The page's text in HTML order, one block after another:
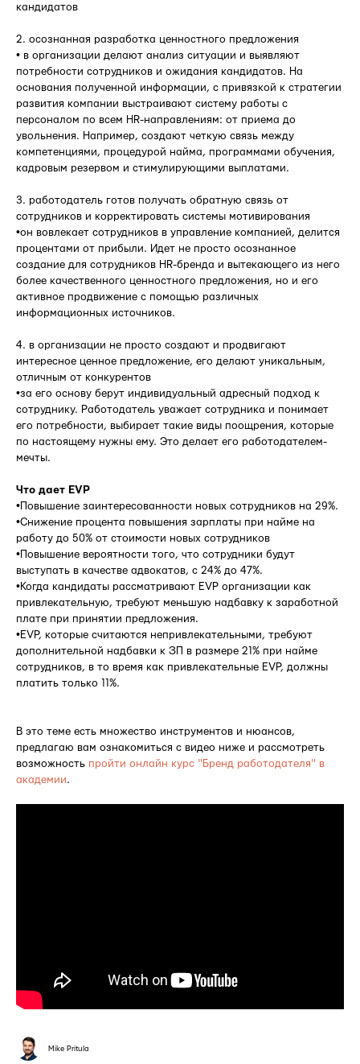
кандидатов
2. осознанная разработка ценностного предложения
• в организации делают анализ ситуации и выявляют
потребности сотрудников и ожидания кандидатов. На
основания полученной информации, с привязкой к стратегии
развития компании выстраивают систему работы с
персоналом по всем HR-направлениям: от приема до
увольнения. Например, создают четкую связь между
компетенциями, процедурой найма, программами обучения,
кадровым резервом и стимулирующими выплатами.
3. работодатель готов получать обратную связь от
сотрудников и корректировать системы мотивирования
•он вовлекает сотрудников в управление компанией, делится
процентами от прибыли. Идет не просто осознанное
создание для сотрудников HR-бренда и вытекающего из него
более качественного ценностного предложения, но и его
активное продвижение с помощью различных
информационных источников.
4. в организации не просто создают и продвигают
интересное ценное предложение, его делают уникальным,
отличным от конкурентов
•за его основу берут индивидуальный адресный подход к
сотруднику. Работодатель уважает сотрудника и понимает
его потребности, выбирает такие виды поощрения, которые
по настоящему нужны ему. Это делает его работодателем-
мечты.
Что дает EVP
•Повышение заинтересованности новых сотрудников на 29%.
•Снижение процента повышения зарплаты при найме на
работу до 50% от стоимости новых сотрудников
•Повышение вероятности того, что сотрудники будут
выступать в качестве адвокатов, с 24% до 47%.
•Когда кандидаты рассматривают EVP организации как
привлекательную, требуют меньшую надбавку к заработной
плате при принятии предложения.
•EVP, которые считаются непривлекательными, требуют
дополнительной надбавки к ЗП в размере 21% при найме
сотрудников, в то время как привлекательные EVP, должны
платить только 11%.
В это теме есть множество инструментов и нюансов,
предлагаю вам ознакомиться с видео ниже и рассмотреть
возможность пройти онлайн курс "Бренд работодателя" в
академии.
Mike Pritula